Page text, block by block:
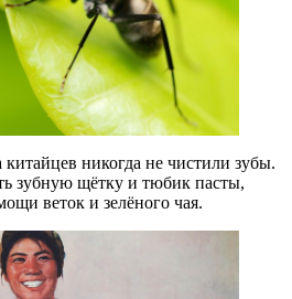
никогда не чистили зубы.
зубную щётку и тюбик пасты,
веток и зелёного чая.